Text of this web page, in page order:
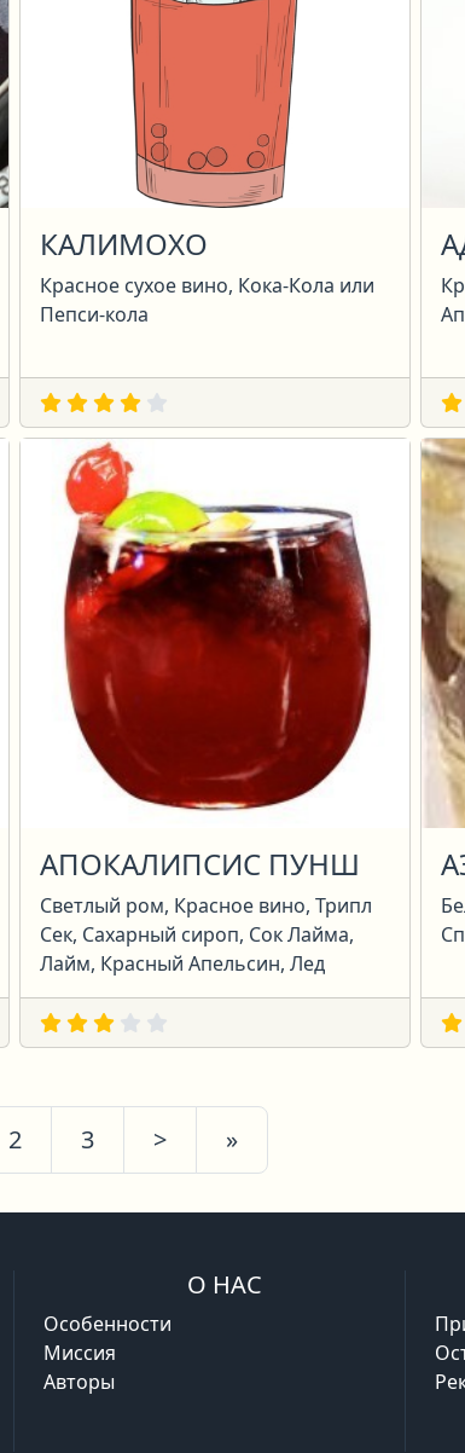
КАЛИМОХО
Красное сухое вино, Кока-Кола или
Пепси-кола
АПОКАЛИПСИС ПУНШ
Светлый ром, Красное вино, Трипл
Сек, Сахарный сироп, Сок Лайма,
Лайм, Красный Апельсин, Лед
2 3 >Следующая
»Последняя
О НАС
Особенности
Миссия
Авторы